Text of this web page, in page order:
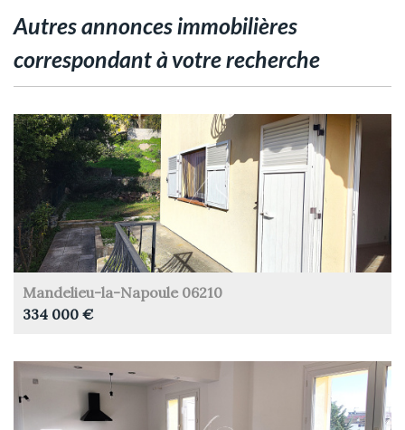
autres annonces immobilières
correspondant à votre recherche
Mandelieu-la-Napoule 06210
334 000 €